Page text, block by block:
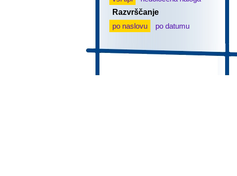
Razvrščanje
po naslovu
po datumu